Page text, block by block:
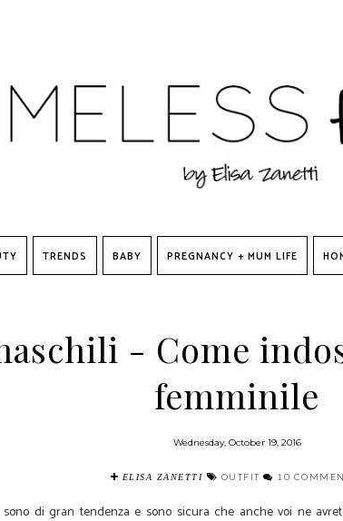
TRENDS BABY PREGNANCY + MUM LIFE
- Come
femminile
Wednesday, October 19, 2016
ELISA ZANETTI OUTFIT 10
sono di gran tendenza e sono sicura che anche voi ne